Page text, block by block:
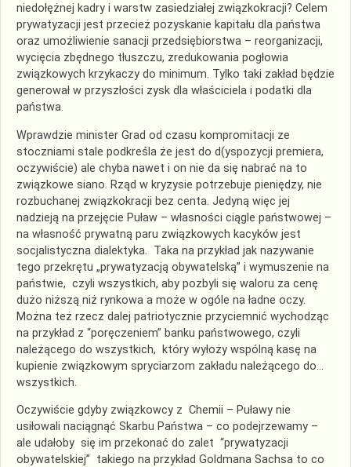
niedołężnej kadry i warstw zasiedziałej związkokracji? Celem
prywatyzacji jest przecież pozyskanie kapitału dla państwa
oraz umożliwienie sanacji przedsiębiorstwa – reorganizacji,
wycięcia zbędnego tłuszczu, zredukowania pogłowia
związkowych krzykaczy do minimum. Tylko taki zakład będzie
generował w przyszłości zysk dla właściciela i podatki dla
państwa.
Wprawdzie minister Grad od czasu kompromitacji ze
stoczniami stale podkreśla że jest do d(yspozycji premiera,
oczywiście) ale chyba nawet i on nie da się nabrać na to
związkowe siano. Rząd w kryzysie potrzebuje pieniędzy, nie
rozbuchanej związkokracji bez centa. Jedyną więc jej
nadzieją na przejęcie Puław – własności ciągle państwowej –
na własność prywatną paru związkowych kacyków jest
socjalistyczna dialektyka. Taka na przykład jak nazywanie
tego przekrętu „prywatyzacją obywatelską” i wymuszenie na
państwie, czyli wszystkich, aby pozbyli się waloru za cenę
dużo niższą niż rynkowa a może w ogóle na ładne oczy.
Można też rzecz dalej patriotycznie przyciemnić wychodząc
na przykład z “poręczeniem” banku państwowego, czyli
należącego do wszystkich, który wyłoży wspólną kasę na
kupienie związkowym spryciarzom zakładu należącego do…
wszystkich.
Oczywiście gdyby związkowcy z Chemii – Puławy nie
usiłowali naciągnąć Skarbu Państwa – co podejrzewamy –
ale udałoby się im przekonać do zalet “prywatyzacji
obywatelskiej” takiego na przykład Goldmana Sachsa to co